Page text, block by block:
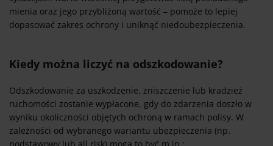
mienia oraz jego przybliżoną wartość – pomoże to lepiej
dopasować zakres ochrony i uniknąć niedoubezpieczenia.
Kiedy można liczyć na odszkodowanie?
Odszkodowanie za uszkodzenie, zniszczenie lub kradzież
ruchomości zostanie wypłacone, gdy do zdarzenia doszło w
wyniku okoliczności objętych ochroną w ramach polisy. W
zależności od wybranego wariantu ubezpieczenia (np.